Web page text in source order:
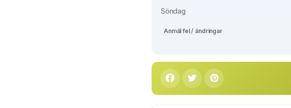
Söndag
Anmäl fel / ändringar